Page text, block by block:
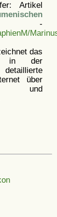
Artikel
das
der
über